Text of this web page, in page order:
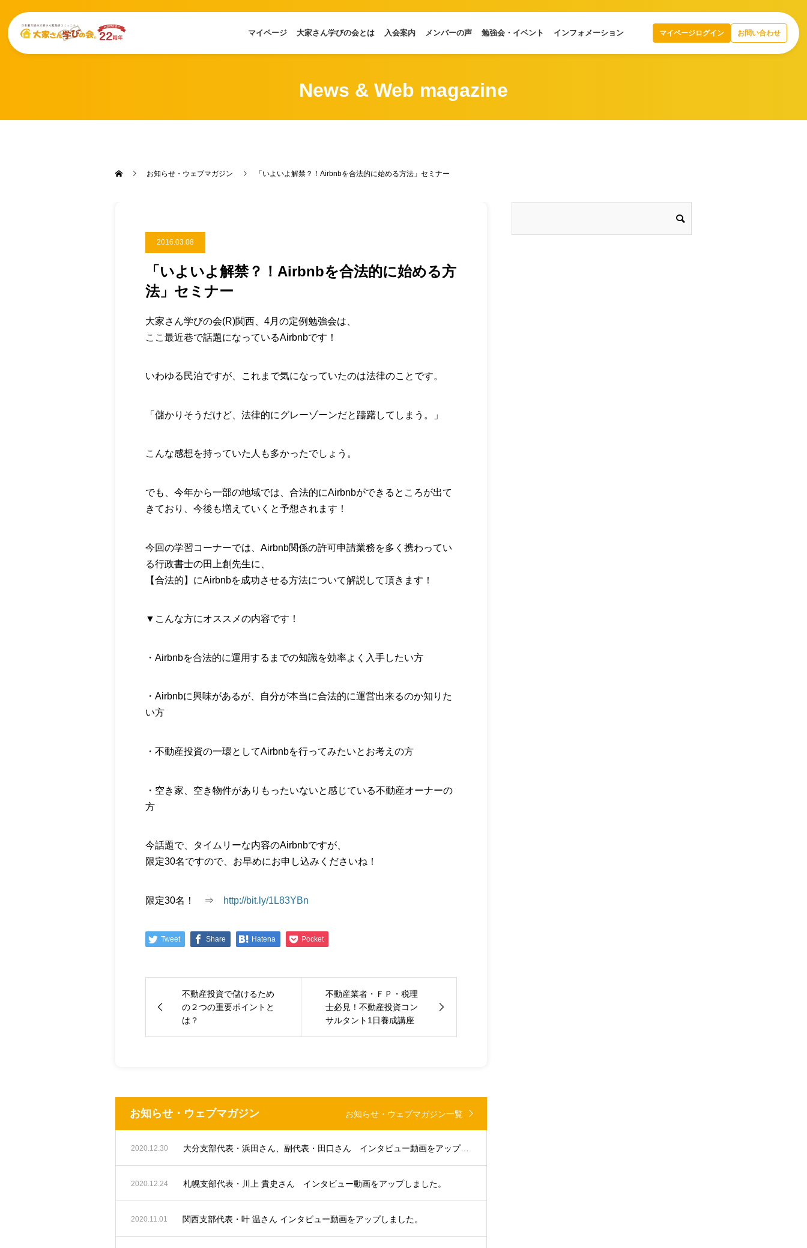
マイページ 大家さん学びの会とは 入会案内 メンバーの声 勉強会・イベント インフォメーション マイページログイン お問い合わせ
News & Web magazine
お知らせ・ウェブマガジン 「いよいよ解禁？！Airbnbを合法的に始める方法」セミナー
2016.03.08
「いよいよ解禁？！Airbnbを合法的に始める方
法」セミナー
大家さん学びの会(R)関西、4月の定例勉強会は、
ここ最近巷で話題になっているAirbnbです！
いわゆる民泊ですが、これまで気になっていたのは法律のことです。
「儲かりそうだけど、法律的にグレーゾーンだと躊躇してしまう。」
こんな感想を持っていた人も多かったでしょう。
でも、今年から一部の地域では、合法的にAirbnbができるところが出て
きており、今後も増えていくと予想されます！
今回の学習コーナーでは、Airbnb関係の許可申請業務を多く携わってい
る行政書士の田上創先生に、
【合法的】にAirbnbを成功させる方法について解説して頂きます！
▼こんな方にオススメの内容です！
・Airbnbを合法的に運用するまでの知識を効率よく入手したい方
・Airbnbに興味があるが、自分が本当に合法的に運営出来るのか知りた
い方
・不動産投資の一環としてAirbnbを行ってみたいとお考えの方
・空き家、空き物件がありもったいないと感じている不動産オーナーの
方
今話題で、タイムリーな内容のAirbnbですが、
限定30名ですので、お早めにお申し込みくださいね！
限定30名！ ⇒ http://bit.ly/1L83YBn
Tweet Share Hatena Pocket
不動産投資で儲けるため
の２つの重要ポイントと
は？
不動産業者・ＦＰ・税理
士必見！不動産投資コン
サルタント1日養成講座
お知らせ・ウェブマガジン お知らせ・ウェブマガジン一覧
2020.12.30 大分支部代表・浜田さん、副代表・田口さん インタビュー動画をアップしました。
2020.12.24 札幌支部代表・川上 貴史さん インタビュー動画をアップしました。
2020.11.01 関西支部代表・叶 温さん インタビュー動画をアップしました。